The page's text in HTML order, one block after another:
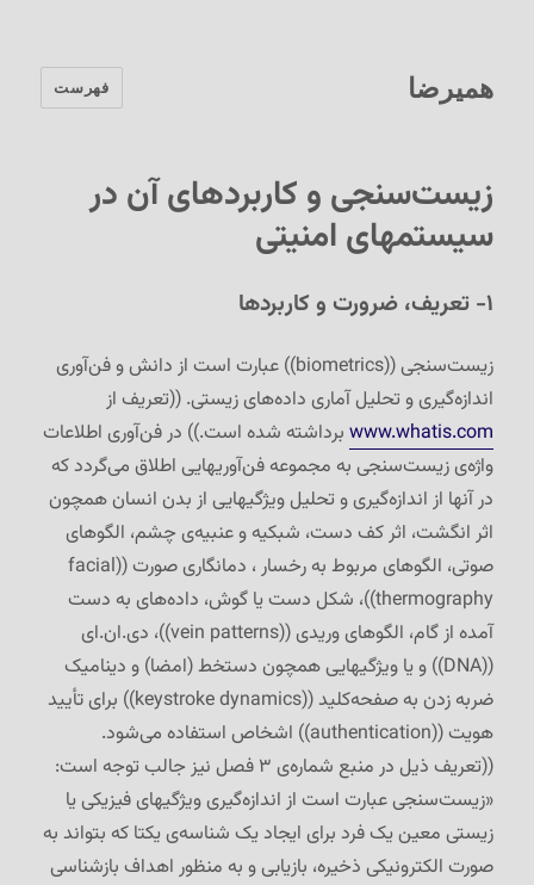
همیرضا فهرست
زیست‌سنجی و کاربردهای آن در
سیستمهای امنیتی
۱- تعریف، ضرورت و کاربردها
زیست‌سنجی ((biometrics)) عبارت است از دانش و فن‌آوری
اندازه‌گیری و تحلیل آماری داده‌های زیستی. ((تعريف از
www.whatis.com برداشته شده است.)) در فن‌آوری اطلاعات
واژه‌ی زیست‌سنجی به مجموعه فن‌آوریهایی اطلاق می‌گردد که
در آنها از اندازه‌گیری و تحلیل ویژگیهایی از بدن انسان همچون
اثر انگشت، اثر کف دست، شبکیه و عنبیه‌ی چشم، الگوهای
صوتی، الگوهای مربوط به رخسار ، دمانگاری صورت ((facial
thermography))، شکل دست یا گوش، داده‌های به دست
آمده از گام، الگوهای وریدی ((vein patterns))، دی.ان.ای
((DNA)) و یا ویژگیهایی همچون دستخط (امضا) و دینامیک
ضربه زدن به صفحه‌کلید ((keystroke dynamics)) برای تأیید
هویت ((authentication)) اشخاص استفاده می‌شود.
((تعریف ذیل در منبع شماره‌ی ۳ فصل نیز جالب توجه است:
«زیست‌سنجی عبارت است از اندازه‌گیری ویژگیهای فیزیکی یا
زیستی معین یک فرد برای ایجاد یک شناسه‌ی یکتا که بتواند به
صورت الکترونیکی ذخیره، بازیابی و به منظور اهداف بازشناسی